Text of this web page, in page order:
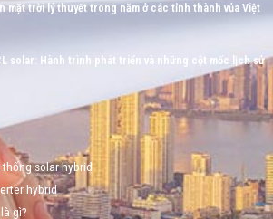
mặt trời lý thuyết trong năm ở các tỉnh thành vủa Việt
solar: Hành trình phát triển và những cột mốc lịch sử
solar hybrid
hybrid
gì?